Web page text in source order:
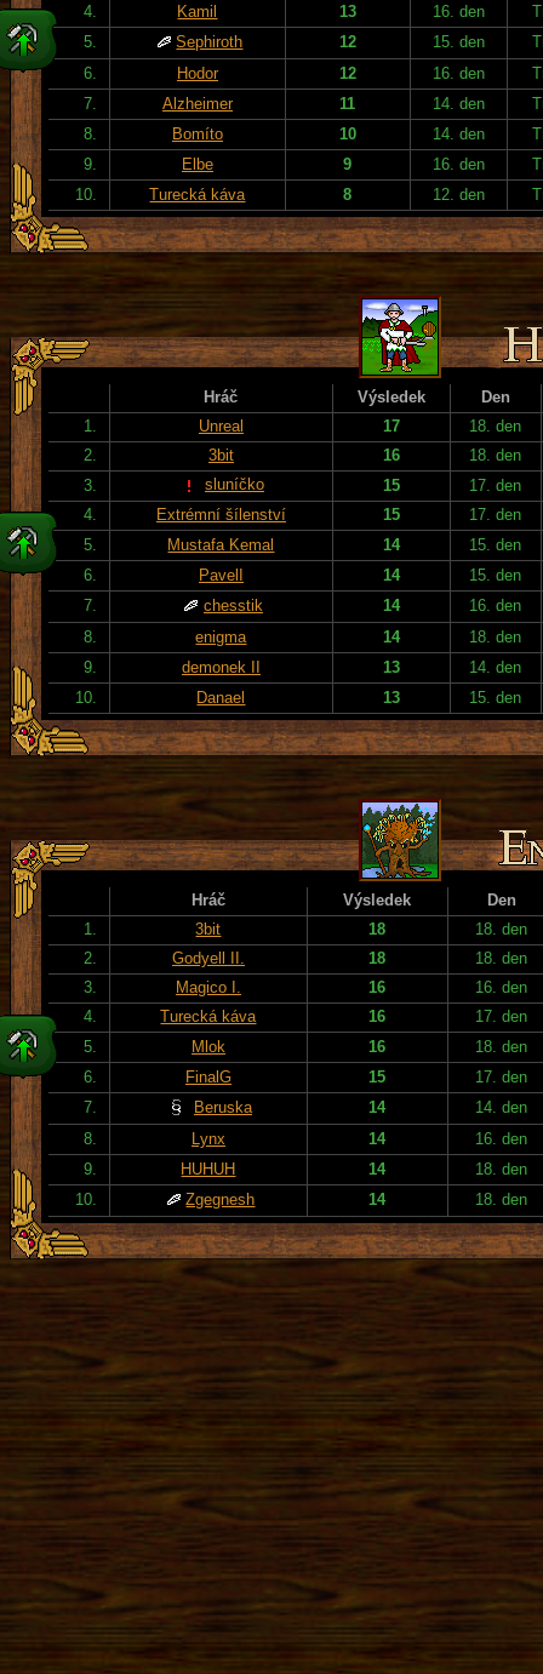
4.
Kamil 13 16. den
5.
Sephiroth 12 15. den
6.
Hodor 12 16. den
7.
Alzheimer 11 14. den
8.
Bomíto 10 14. den
9.
Elbe 9 16. den
10.
Turecká káva 8 12. den
Hráč Výsledek
Den
1.
Unreal 17
18. den
2.
3bit 16
18. den
3.
sluníčko 15
17. den
4.
Extrémní šílenství 15
17. den
5.
Mustafa Kemal 14
15. den
6.
PavelI 14
15. den
7.
chesstik 14
16. den
8.
enigma 14
18. den
9.
demonek II 13
14. den
10.
Danael 13 15. den
Hráč Výsledek
Den
1.
3bit 18
18. den
2.
Godyell II. 18
18. den
3.
Magico I. 16
16. den
4.
Turecká káva 16
17. den
5.
Mlok 16
18. den
6.
FinalG 15
17. den
7.
Beruska 14
14. den
8.
Lynx 14
16. den
9.
HUHUH 14
18. den
10.
Zgegnesh 14 18. den